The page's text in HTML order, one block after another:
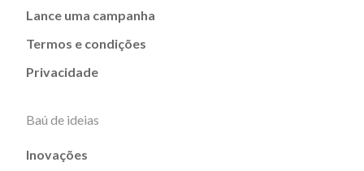
Lance uma campanha
Termos e condições
Privacidade
Baú de ideias
Inovações